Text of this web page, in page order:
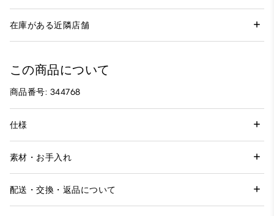
在庫がある近隣店舗
この商品について
商品番号: 344768
仕様
素材・お手入れ
配送・交換・返品について